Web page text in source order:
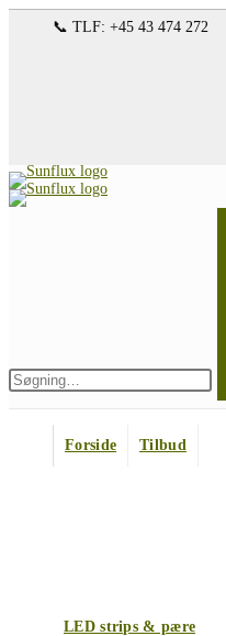
📞 TLF: +45 43 474 272
Forside
Tilbud
LED strips & pære